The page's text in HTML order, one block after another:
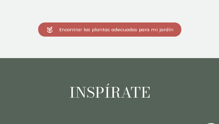
Encontrar las plantas adecuadas para mi jardín
INSPÍRATE